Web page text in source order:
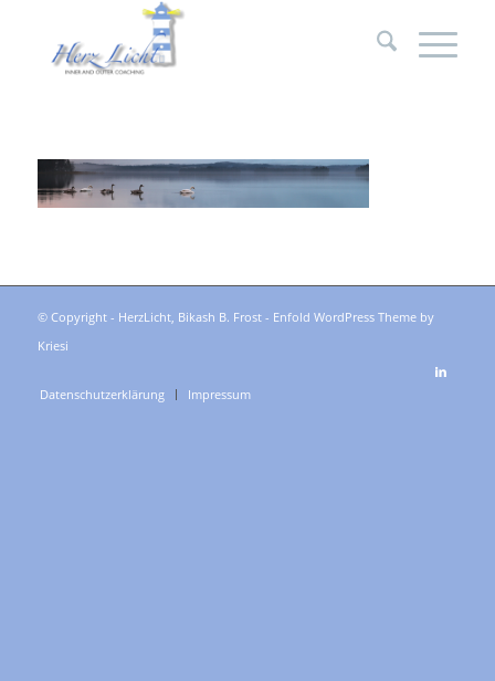
© Copyright - HerzLicht, Bikash B. Frost - Enfold WordPress Theme by
Kriesi
Datenschutzerklärung Impressum